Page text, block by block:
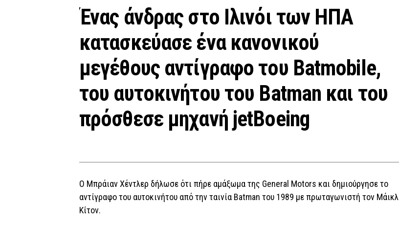
Ένας άνδρας στο Ιλινόι των ΗΠΑ
κατασκεύασε ένα κανονικού
μεγέθους αντίγραφο του Batmobile,
του αυτοκινήτου του Batman και του
πρόσθεσε μηχανή jetBoeing
Ο Μπράιαν Χέντλερ δήλωσε ότι πήρε αμάξωμα της General Motors και δημιούργησε το
αντίγραφο του αυτοκινήτου από την ταινία Batman του 1989 με πρωταγωνιστή τον Μάικλ
Κίτον.